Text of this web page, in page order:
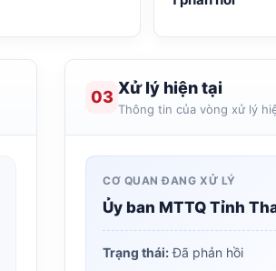
03 Xử lý hiện tại
Thông tin của vòng xử lý
CƠ QUAN ĐANG XỬ LÝ
Ủy ban MTTQ Tỉnh
Trạng thái:Đã phản hồi